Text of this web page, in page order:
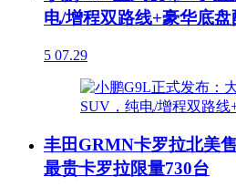
电/增程双路线+豪华底盘
5 07.29
丰田GRMN卡罗拉北美
最贵卡罗拉限量730台